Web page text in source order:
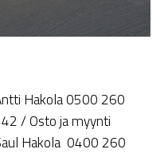
Hakola 0500 260
/ Osto ja myynti
Hakola 0400 260